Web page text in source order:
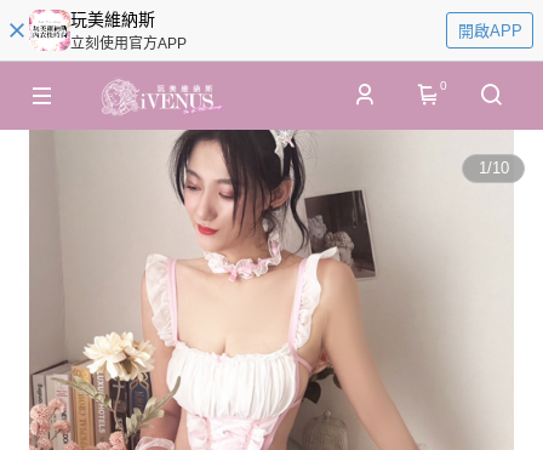
玩美維納斯
立刻使用官方APP
開啟APP
0
1/10